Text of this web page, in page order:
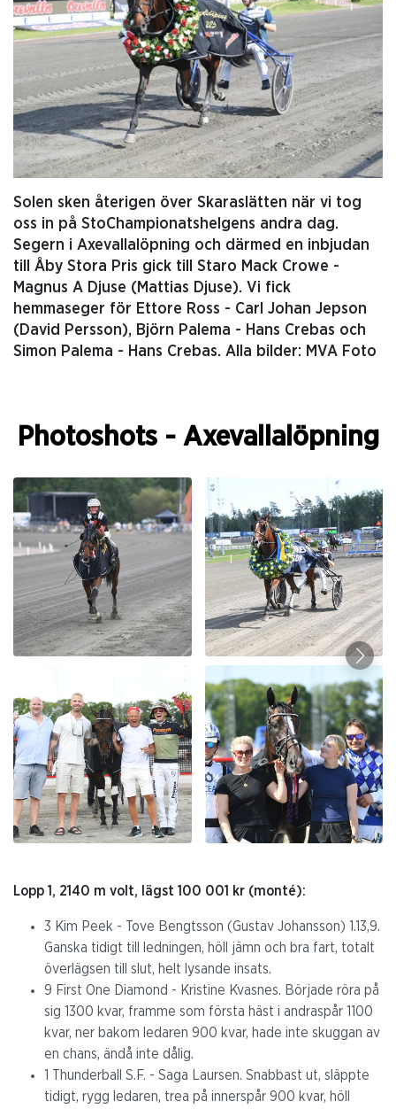
Solen sken återigen över Skaraslätten när vi tog
oss in på StoChampionatshelgens andra dag.
Segern i Axevallalöpning och därmed en inbjudan
till Åby Stora Pris gick till Staro Mack Crowe -
Magnus A Djuse (Mattias Djuse). Vi fick
hemmaseger för Ettore Ross - Carl Johan Jepson
(David Persson), Björn Palema - Hans Crebas och
Simon Palema - Hans Crebas. Alla bilder: MVA Foto
Photoshots - Axevallalöpning
Lopp 1, 2140 m volt, lägst 100 001 kr (monté):
3 Kim Peek - Tove Bengtsson (Gustav Johansson) 1.13,9.
Ganska tidigt till ledningen, höll jämn och bra fart, totalt
överlägsen till slut, helt lysande insats.
9 First One Diamond - Kristine Kvasnes. Började röra på
sig 1300 kvar, framme som första häst i andraspår 1100
kvar, ner bakom ledaren 900 kvar, hade inte skuggan av
en chans, ändå inte dålig.
1 Thunderball S.F. - Saga Laursen. Snabbast ut, släppte
tidigt, rygg ledaren, trea på innerspår 900 kvar, höll